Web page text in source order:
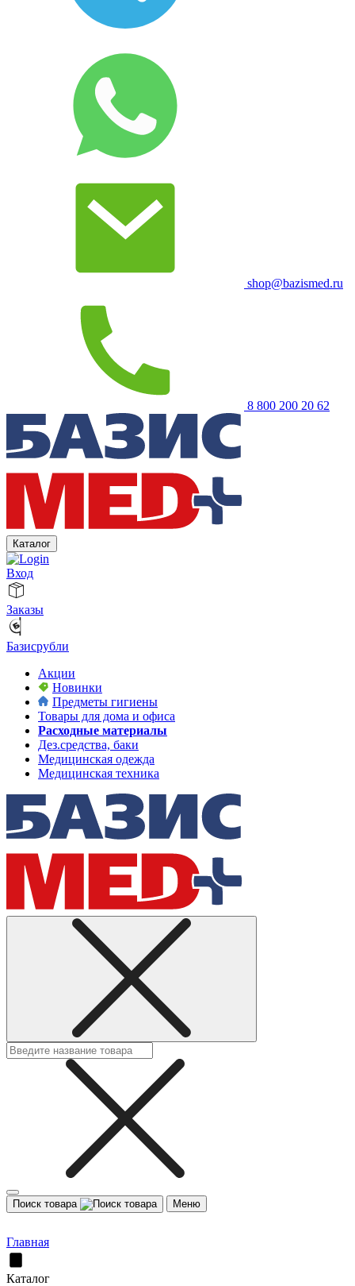
shop@bazismed.ru
8 800 200 20 62
Каталог
Вход
Заказы
Базисрубли
Акции
Новинки
Предметы гигиены
Товары для дома и офиса
Расходные материалы
Дез.средства, баки
Медицинская одежда
Медицинская техника
Поиск товара Меню
Главная
Каталог